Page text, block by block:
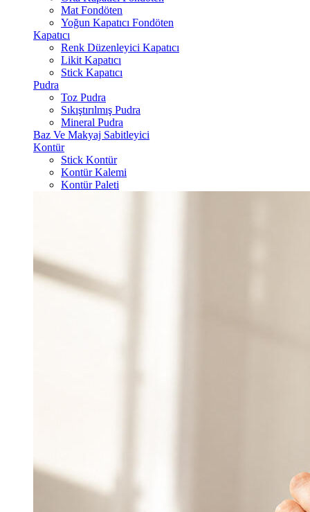
Mat Fondöten
Yoğun Kapatıcı Fondöten
Kapatıcı
Renk Düzenleyici Kapatıcı
Likit Kapatıcı
Stick Kapatıcı
Pudra
Toz Pudra
Sıkıştırılmış Pudra
Mineral Pudra
Baz Ve Makyaj Sabitleyici
Kontür
Stick Kontür
Kontür Kalemi
Kontür Paleti